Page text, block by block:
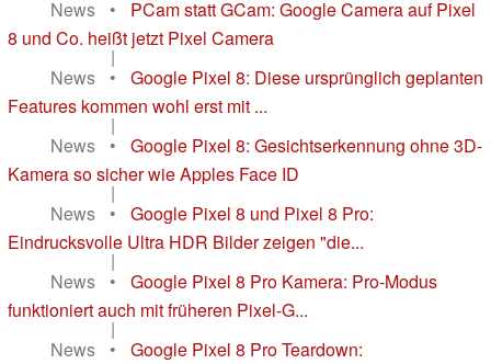
News
•
PCam statt GCam: Google Camera auf Pixel
8 und Co. heißt jetzt Pixel Camera
|
News
•
Google Pixel 8: Diese ursprünglich geplanten
Features kommen wohl erst mit ...
|
News
•
Google Pixel 8: Gesichtserkennung ohne 3D-
Kamera so sicher wie Apples Face ID
|
News
•
Google Pixel 8 und Pixel 8 Pro:
Eindrucksvolle Ultra HDR Bilder zeigen "die...
|
News
•
Google Pixel 8 Pro Kamera: Pro-Modus
funktioniert auch mit früheren Pixel-G...
|
News
•
Google Pixel 8 Pro Teardown: